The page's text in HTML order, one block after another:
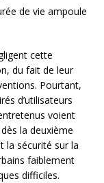
de vie ampoule
cette
du fait de leur
Pourtant,
d’utilisateurs
voient
la deuxième
la sécurité sur la
faiblement
difficiles.